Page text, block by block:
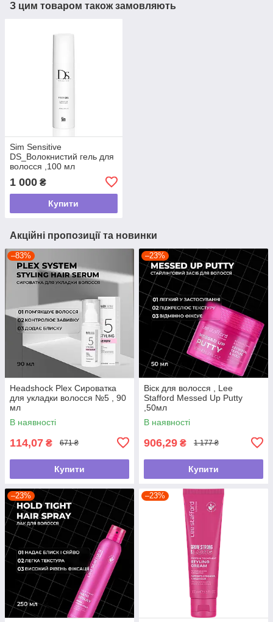
З цим товаром також замовляють
Sim Sensitive
DS_Волокнистий гель для
волосся ,100 мл
1 000 ₴
Купити
Акційні пропозиції та новинки
–83%
Headshock Plex Сироватка
для укладки волосся №5 , 90
мл
В наявності
114,07 ₴ 671 ₴
Купити
–23%
Віск для волосся , Lee
Stafford Messed Up Putty
,50мл
В наявності
906,29 ₴ 1 177 ₴
Купити
–23% –23%